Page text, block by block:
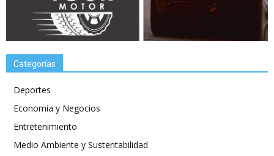
Categorías
Deportes
Economía y Negocios
Entretenimiento
Medio Ambiente y Sustentabilidad